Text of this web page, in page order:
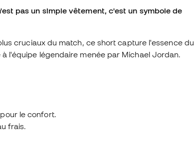
pas un simple vêtement, c'est un symbole de
cruciaux du match, ce short capture l'essence du
l'équipe légendaire menée par Michael Jordan.
le confort.
frais.